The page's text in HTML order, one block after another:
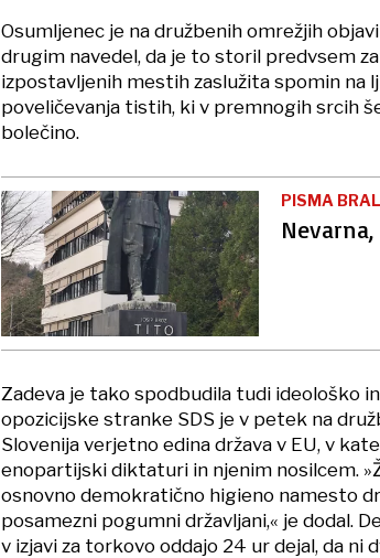
Osumljenec je na družbenih omrežjih
drugim navedel, da je to storil predvsem
izpostavljenih mestih zaslužita spomin na
poveličevanja tistih, ki v premnogih srcih
bolečino.
PISMA
Zadeva je tako spodbudila tudi ideološko
opozicijske stranke SDS je v petek na
Slovenija verjetno edina država v EU, v
enopartijski diktaturi in njenim nosilcem.
osnovno demokratično higieno namesto
posamezni pogumni državljani,« je dodal.
v izjavi za torkovo oddajo 24 ur dejal, da ni